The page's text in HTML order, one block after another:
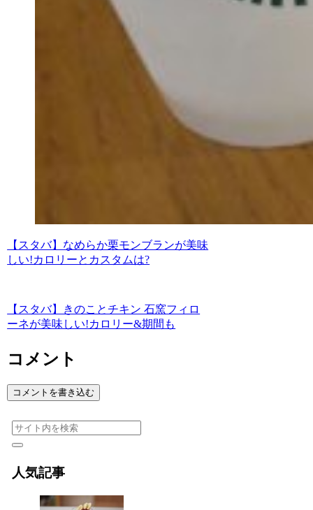
【スタバ】なめらか栗モンブランが美味
しい!カロリーとカスタムは?
【スタバ】きのことチキン 石窯フィロ
ーネが美味しい!カロリー&期間も
コメント
コメントを書き込む
人気記事